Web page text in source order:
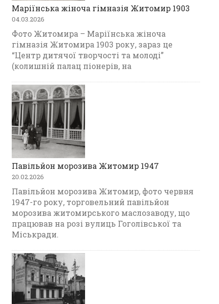
Маріїнська жіноча гімназія Житомир 1903
04.03.2026
Фото Житомира – Маріїнська жіноча
гімназія Житомира 1903 року, зараз це
“Центр дитячої творчості та молоді”
(колишній палац піонерів, на
Павільйон морозива Житомир 1947
20.02.2026
Павільйон морозива Житомир, фото червня
1947-го року, торговельний павільйон
морозива житомирського маслозаводу, що
працював на розі вулиць Гоголівської та
Міськради.